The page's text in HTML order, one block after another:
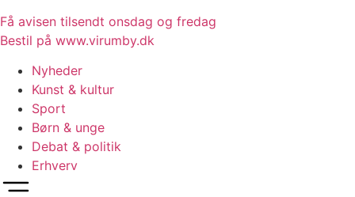
Få avisen tilsendt onsdag og fredag
Bestil på www.virumby.dk
Nyheder
Kunst & kultur
Sport
Børn & unge
Debat & politik
Erhverv